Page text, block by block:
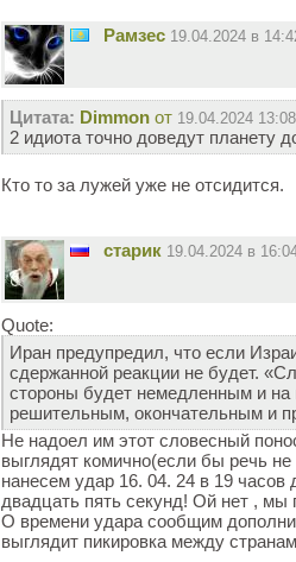
Рамзес 19.04.2024 в
Цитата: Dimmon от 19.04.2024
2 идиота точно доведут планету
Кто то за лужей уже не отсидится.
старик 19.04.2024 в
Quote:
Иран предупредил, что если
сдержанной реакции не будет.
стороны будет немедленным и
решительным, окончательным и
Не надоел им этот словесный
выглядят комично(если бы речь
нанесем удар 16. 04. 24 в 19 часов
двадцать пять секунд! Ой нет , мы
О времени удара сообщим
выглядит пикировка между